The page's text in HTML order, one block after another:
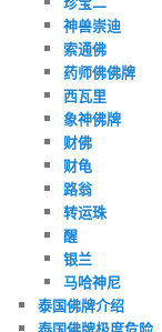
神兽崇迪
索通佛
药师佛佛牌
西瓦里
象神佛牌
财佛
财龟
路翁
转运珠
醒
银兰
马哈神尼
泰国佛牌介绍